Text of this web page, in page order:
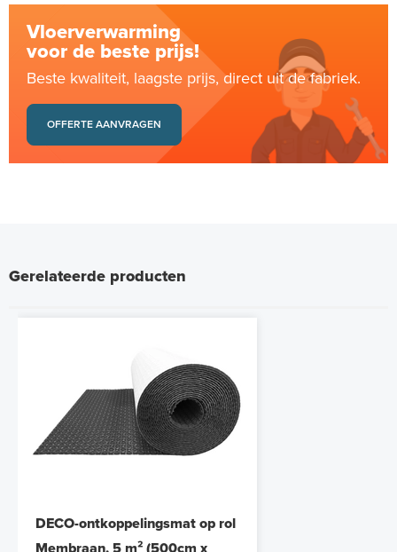
Vloerverwarming
voor de beste prijs!
Beste kwaliteit, laagste prijs, direct uit de fabriek.
OFFERTE AANVRAGEN
Gerelateerde producten
DECO-ontkoppelingsmat op rol